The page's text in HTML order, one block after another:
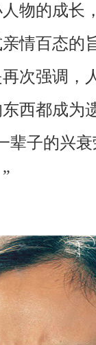
物的成长
情百态的
次强调，
西都成为
辈子的兴